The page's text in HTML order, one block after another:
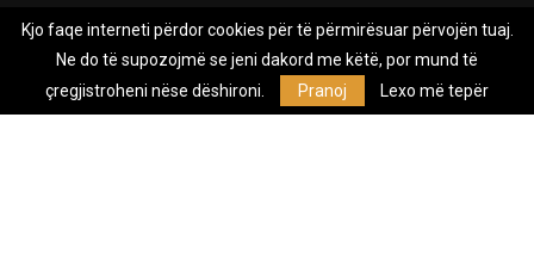
Rreth nesh Impresumi Marketing
Privacy Policy
Zhurnal.mk është Agjenci e Lajmeve e pavarur, e themeluar në vitin
Kjo faqe interneti përdor cookies për të përmirësuar përvojën tuaj.
Ne do të supozojmë se jeni dakord me këtë, por mund të
çregjistroheni nëse dëshironi.
Pranoj Lexo më tepër